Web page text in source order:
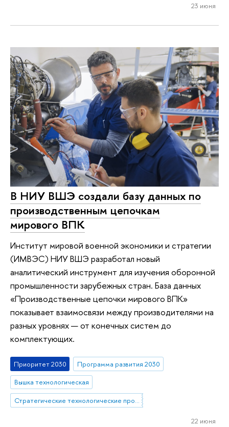
23 июня
В НИУ ВШЭ создали базу данных по
производственным цепочкам
мирового ВПК
Институт мировой военной экономики и стратегии
(ИМВЭС) НИУ ВШЭ разработал новый
аналитический инструмент для изучения оборонной
промышленности зарубежных стран. База данных
«Производственные цепочки мирового ВПК»
показывает взаимосвязи между производителями на
разных уровнях — от конечных систем до
комплектующих.
Приоритет 2030
Программа развития 2030
Вышка технологическая
Стратегические технологические проекты
22 июня